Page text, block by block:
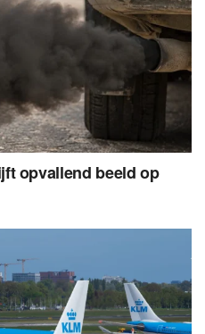
opvallend beeld op